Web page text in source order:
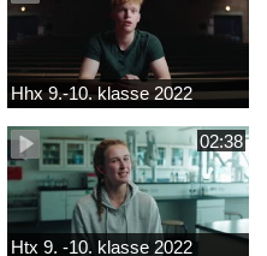
Hhx 9.-10. klasse 2022
02:38
Htx 9. -10. klasse 2022